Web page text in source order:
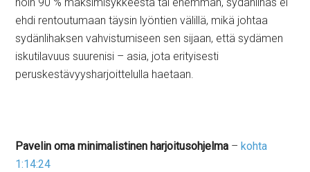
ehdi rentoutumaan täysin lyöntien välillä, mikä johtaa
sydänlihaksen vahvistumiseen sen sijaan, että sydämen
iskutilavuus suurenisi – asia, jota erityisesti
peruskestävyysharjoittelulla haetaan.
Pavelin oma minimalistinen harjoitusohjelma –kohta
1:14:24